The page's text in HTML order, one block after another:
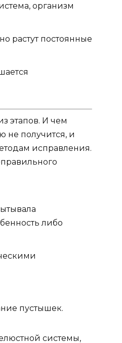
организм
растут постоянные
этапов. И чем
не получится, и
исправления.
либо
пустышек.
системы,